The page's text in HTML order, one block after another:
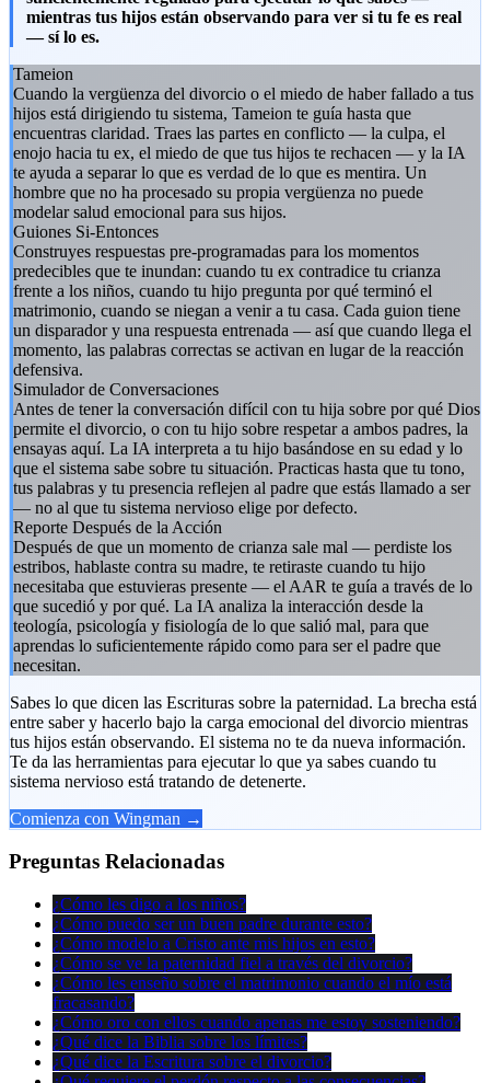
mientras tus hijos están observando para ver si tu fe es real
— sí lo es.
Tameion
Cuando la vergüenza del divorcio o el miedo de haber fallado a tus
hijos está dirigiendo tu sistema, Tameion te guía hasta que
encuentras claridad. Traes las partes en conflicto — la culpa, el
enojo hacia tu ex, el miedo de que tus hijos te rechacen — y la IA
te ayuda a separar lo que es verdad de lo que es mentira. Un
hombre que no ha procesado su propia vergüenza no puede
modelar salud emocional para sus hijos.
Guiones Si-Entonces
Construyes respuestas pre-programadas para los momentos
predecibles que te inundan: cuando tu ex contradice tu crianza
frente a los niños, cuando tu hijo pregunta por qué terminó el
matrimonio, cuando se niegan a venir a tu casa. Cada guion tiene
un disparador y una respuesta entrenada — así que cuando llega el
momento, las palabras correctas se activan en lugar de la reacción
defensiva.
Simulador de Conversaciones
Antes de tener la conversación difícil con tu hija sobre por qué Dios
permite el divorcio, o con tu hijo sobre respetar a ambos padres, la
ensayas aquí. La IA interpreta a tu hijo basándose en su edad y lo
que el sistema sabe sobre tu situación. Practicas hasta que tu tono,
tus palabras y tu presencia reflejen al padre que estás llamado a ser
— no al que tu sistema nervioso elige por defecto.
Reporte Después de la Acción
Después de que un momento de crianza sale mal — perdiste los
estribos, hablaste contra su madre, te retiraste cuando tu hijo
necesitaba que estuvieras presente — el AAR te guía a través de lo
que sucedió y por qué. La IA analiza la interacción desde la
teología, psicología y fisiología de lo que salió mal, para que
aprendas lo suficientemente rápido como para ser el padre que
necesitan.
Sabes lo que dicen las Escrituras sobre la paternidad. La brecha está
entre saber y hacerlo bajo la carga emocional del divorcio mientras
tus hijos están observando. El sistema no te da nueva información.
Te da las herramientas para ejecutar lo que ya sabes cuando tu
sistema nervioso está tratando de detenerte.
Comienza con Wingman →
Preguntas Relacionadas
¿Cómo les digo a los niños?
¿Cómo puedo ser un buen padre durante esto?
¿Cómo modelo a Cristo ante mis hijos en esto?
¿Cómo se ve la paternidad fiel a través del divorcio?
¿Cómo les enseño sobre el matrimonio cuando el mío está
fracasando?
¿Cómo oro con ellos cuando apenas me estoy sosteniendo?
¿Qué dice la Biblia sobre los límites?
¿Qué dice la Escritura sobre el divorcio?